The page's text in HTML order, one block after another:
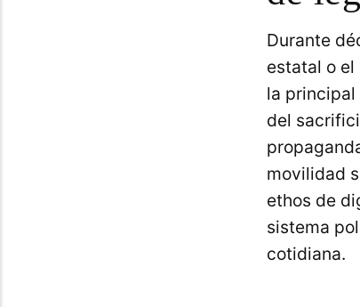
Durante
estatal o
la
del
movilidad
ethos de
sistema
cotidiana.